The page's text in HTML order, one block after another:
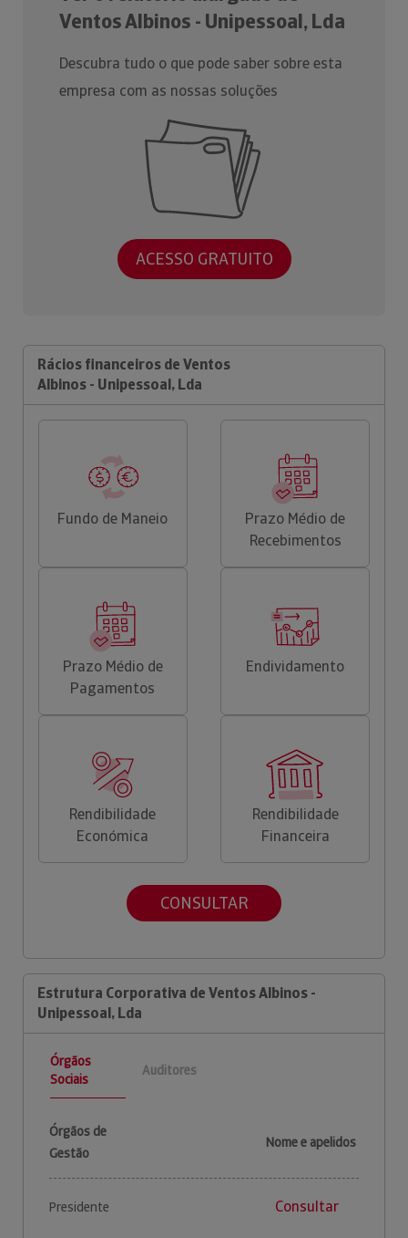
Ventos Albinos - Unipessoal, Lda
Descubra tudo o que pode saber sobre esta
empresa com as nossas soluções
ACESSO GRATUITO
Rácios financeiros de Ventos
Albinos - Unipessoal, Lda
Fundo de Maneio
Prazo Médio de
Recebimentos
Prazo Médio de
Pagamentos
Endividamento
Rendibilidade
Económica
Rendibilidade
Financeira
CONSULTAR
Estrutura Corporativa de Ventos Albinos -
Unipessoal, Lda
Órgãos
Sociais
Auditores
Órgãos de
Gestão
Nome e apelidos
Presidente Consultar